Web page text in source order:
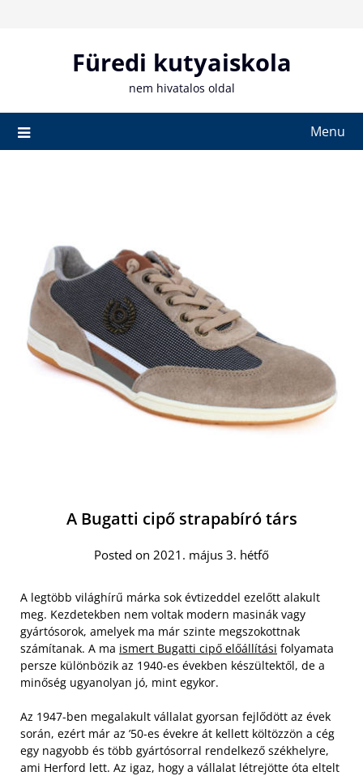
Füredi kutyaiskola
nem hivatalos oldal
Menu
A Bugatti cipő strapabíró társ
Posted on 2021. május 3. hétfő
A legtöbb világhírű márka sok évtizeddel ezelőtt alakult
meg. Kezdetekben nem voltak modern masinák vagy
gyártósorok, amelyek ma már szinte megszokottnak
számítanak. A ma ismert Bugatti cipő előállítási folyamata
persze különbözik az 1940-es években készültektől, de a
minőség ugyanolyan jó, mint egykor.
Az 1947-ben megalakult vállalat gyorsan fejlődött az évek
során, ezért már az ’50-es évekre át kellett költözzön a cég
egy nagyobb és több gyártósorral rendelkező székhelyre,
ami Herford lett. Az igaz, hogy a vállalat létrejötte óta eltelt